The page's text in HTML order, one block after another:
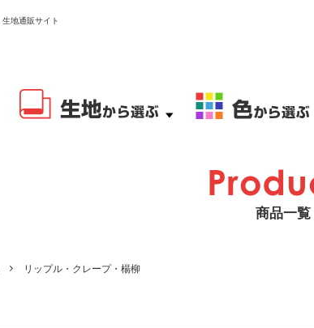
地通販サイト
商品一覧
リップル・クレープ・楊柳